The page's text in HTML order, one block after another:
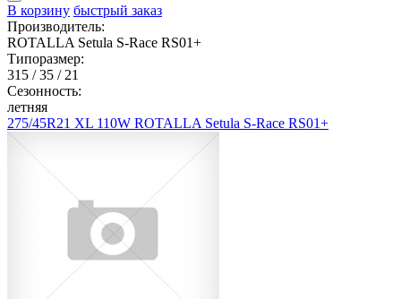
В корзину быстрый заказ
Производитель:
ROTALLA Setula S-Race RS01+
Типоразмер:
315 / 35 / 21
Сезонность:
летняя
275/45R21 XL 110W ROTALLA Setula S-Race RS01+